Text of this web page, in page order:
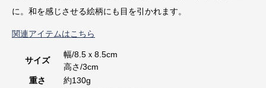
に。和を感じさせる絵柄にも目を引かれます。
関連アイテムはこちら
サイズ
幅/8.5ｘ8.5cm
高さ/3cm
重さ
約130g